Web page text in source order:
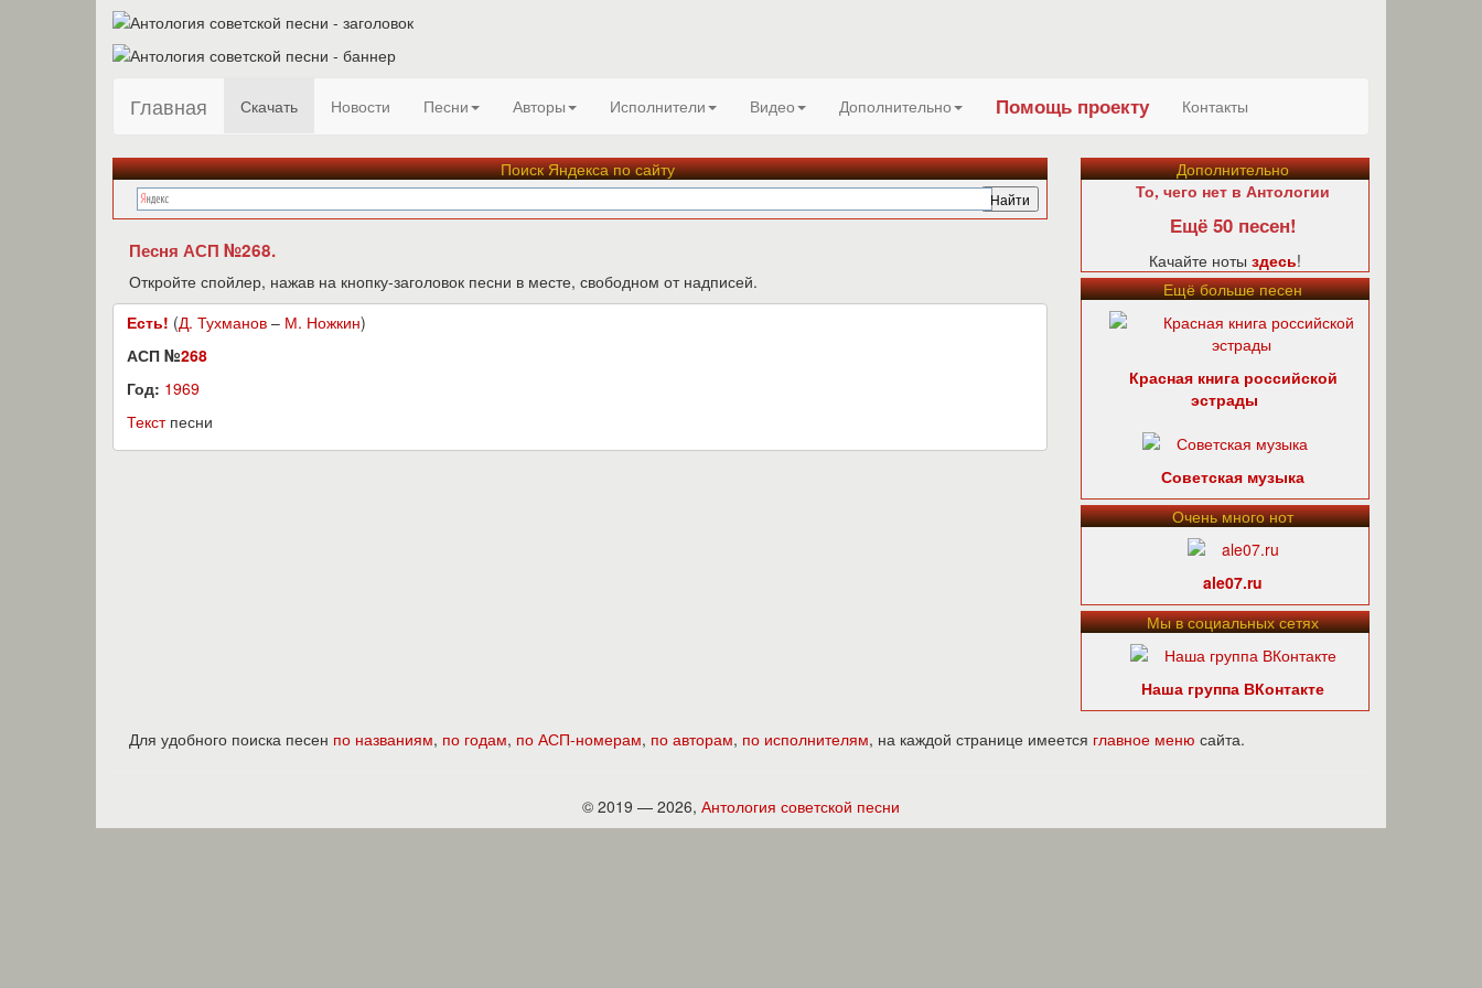
Главная Скачать Новости Песни Авторы Исполнители Видео Дополнительно Помощь проекту Контакты
Поиск Яндекса по сайту
Песня АСП №268.
Откройте спойлер, нажав на кнопку-заголовок песни в месте, свободном от надписей.
Есть! (Д. Тухманов – М. Ножкин)
АСП №268
Год: 1969
Текстпесни
Дополнительно
То, чего нет в Антологии
Ещё 50 песен!
Качайте ноты здесь!
Ещё больше песен
Красная книга российской
эстрады
Советская музыка
Очень много нот
ale07.ru
Мы в социальных сетях
Наша группа ВКонтакте
Для удобного поиска песен по названиям, по годам, по АСП-номерам, по авторам, по исполнителям, на каждой странице имеется главное меню сайта.
© 2019 — 2026, Антология советской песни